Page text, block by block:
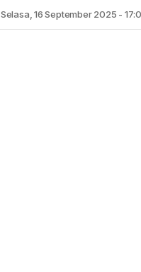
Selasa, 16 September 2025 -